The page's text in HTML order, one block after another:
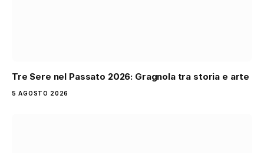
Tre Sere nel Passato 2026: Gragnola tra storia e arte
5 AGOSTO 2026